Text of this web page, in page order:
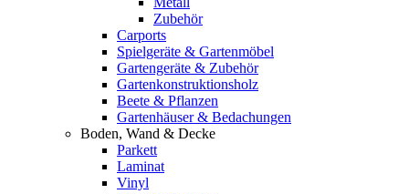
Zubehör
Carports
Spielgeräte & Gartenmöbel
Gartengeräte & Zubehör
Gartenkonstruktionsholz
Beete & Pflanzen
Gartenhäuser & Bedachungen
Boden, Wand & Decke
Parkett
Laminat
Vinyl